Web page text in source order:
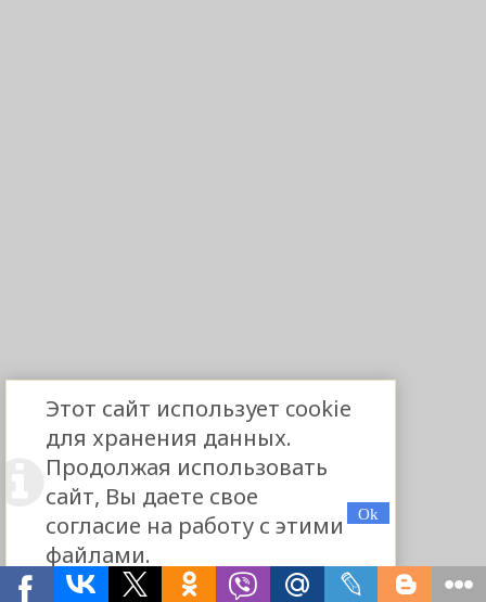
Этот сайт использует cookie
для хранения данных.
Продолжая использовать
сайт, Вы даете свое
согласие на работу с этими
файлами.